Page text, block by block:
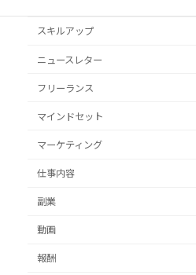
スキルアップ
ニュースレター
フリーランス
マインドセット
マーケティング
仕事内容
副業
動画
報酬